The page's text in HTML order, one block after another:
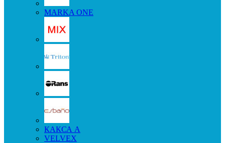
MARKA ONE
КАКСА А
VELVEX